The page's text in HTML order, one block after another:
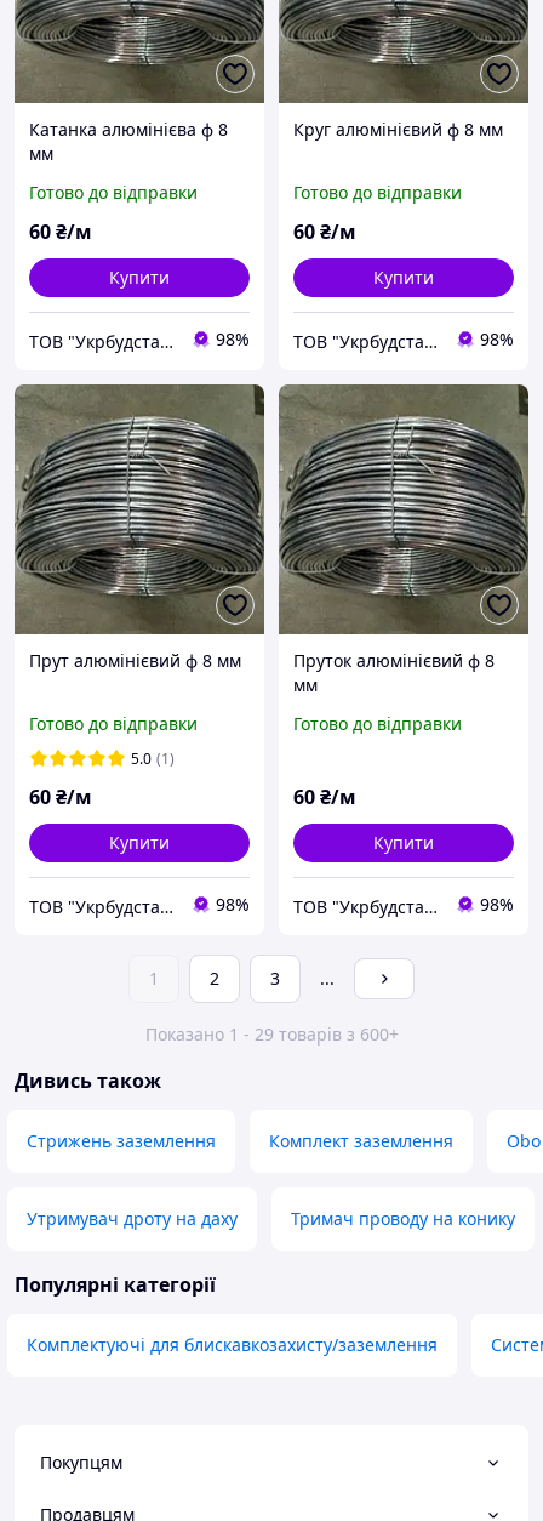
Катанка алюмінієва ф 8
мм
Готово до відправки
60₴/м
Купити
ТОВ "Укрбудстандарт" 98%
Круг алюмінієвий ф 8 мм
Готово до відправки
60₴/м
Купити
ТОВ "Укрбудстандарт" 98%
Прут алюмінієвий ф 8 мм
Готово до відправки
5.0 (1)
60₴/м
Купити
ТОВ "Укрбудстандарт" 98%
Пруток алюмінієвий ф 8
мм
Готово до відправки
60₴/м
Купити
ТОВ "Укрбудстандарт" 98%
1 2 3 ...
Показано 1 - 29 товарів з 600+
Дивись також
Стрижень заземлення Комплект заземлення
Утримувач дроту на даху Тримач проводу на конику
Популярні категорії
Комплектуючі для блискавкозахисту/заземлення
Покупцям
Продавцям